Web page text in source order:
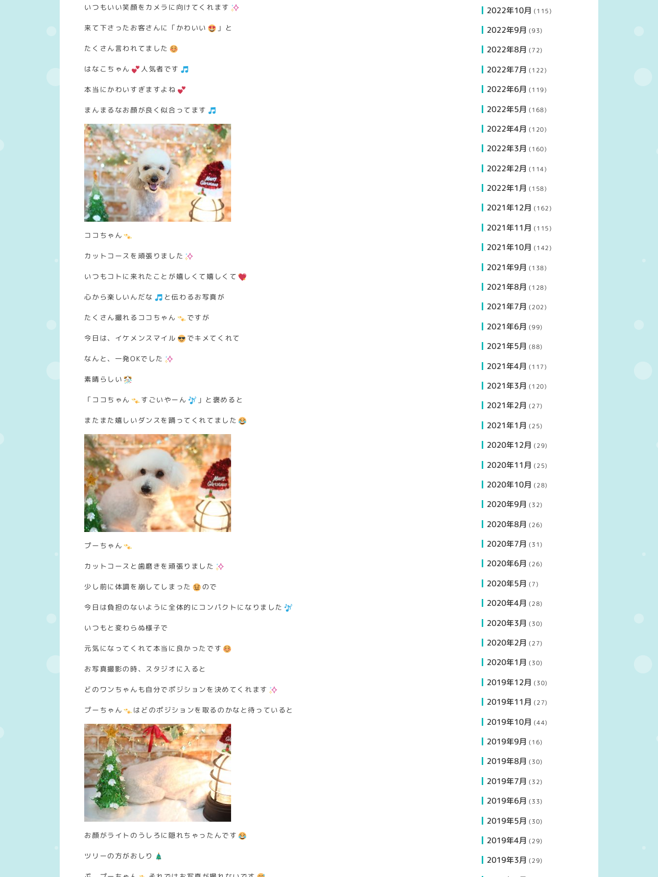
いつもいい笑顔をカメラに向けてくれます
来て下さったお客さんに「かわいい 」と
たくさん言われてました
はなこちゃん 人気者です
本当にかわいすぎますよね
まんまるなお顔が良く似合ってます
ココちゃん
カットコースを頑張りました
いつもコトに来れたことが嬉しくて嬉しくて
心から楽しいんだな と伝わるお写真が
たくさん撮れるココちゃん ですが
今日は、イケメンスマイル でキメてくれて
なんと、一発OKでした
素晴らしい
「ココちゃん すごいやーん 」と褒めると
またまた嬉しいダンスを踊ってくれてました
プーちゃん
カットコースと歯磨きを頑張りました
少し前に体調を崩してしまった ので
今日は負担のないように全体的にコンパクトになりました
いつもと変わらぬ様子で
元気になってくれて本当に良かったです
お写真撮影の時、スタジオに入ると
どのワンちゃんも自分でポジションを決めてくれます
プーちゃん はどのポジションを取るのかなと待っていると
お顔がライトのうしろに隠れちゃったんです
ツリーの方がおしり
2022年10月 (115)
2022年9月 (93)
2022年8月 (72)
2022年7月 (122)
2022年6月 (119)
2022年5月 (168)
2022年4月 (120)
2022年3月 (160)
2022年2月 (114)
2022年1月 (158)
2021年12月 (162)
2021年11月 (115)
2021年10月 (142)
2021年9月 (138)
2021年8月 (128)
2021年7月 (202)
2021年6月 (99)
2021年5月 (88)
2021年4月 (117)
2021年3月 (120)
2021年2月 (27)
2021年1月 (25)
2020年12月 (29)
2020年11月 (25)
2020年10月 (28)
2020年9月 (32)
2020年8月 (26)
2020年7月 (31)
2020年6月 (26)
2020年5月 (7)
2020年4月 (28)
2020年3月 (30)
2020年2月 (27)
2020年1月 (30)
2019年12月 (30)
2019年11月 (27)
2019年10月 (44)
2019年9月 (16)
2019年8月 (30)
2019年7月 (32)
2019年6月 (33)
2019年5月 (30)
2019年4月 (29)
2019年3月 (29)